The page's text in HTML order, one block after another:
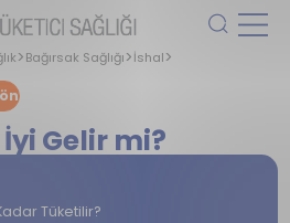
Bağırsak Sağlığı İshal
Gelir mi?
Tüketilir?